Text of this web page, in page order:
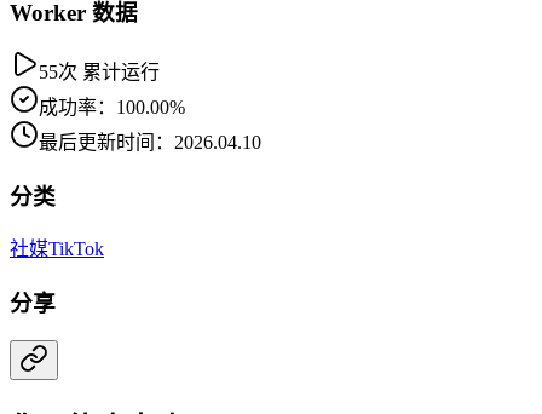
Worker 数据
55次 累计运行
成功率：100.00%
最后更新时间：2026.04.10
分类
社媒TikTok
分享